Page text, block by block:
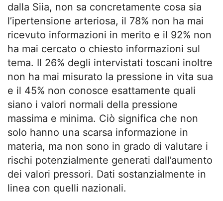
dalla Siia, non sa concretamente cosa sia
l’ipertensione arteriosa, il 78% non ha mai
ricevuto informazioni in merito e il 92% non
ha mai cercato o chiesto informazioni sul
tema. Il 26% degli intervistati toscani inoltre
non ha mai misurato la pressione in vita sua
e il 45% non conosce esattamente quali
siano i valori normali della pressione
massima e minima. Ciò significa che non
solo hanno una scarsa informazione in
materia, ma non sono in grado di valutare i
rischi potenzialmente generati dall’aumento
dei valori pressori. Dati sostanzialmente in
linea con quelli nazionali.